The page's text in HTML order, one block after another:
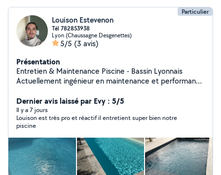
Particulier
Louison Estevenon
Tél 782853938
Lyon (Chaussagne Desgenettes)
5/5 (3 avis)
Présentation
Entretien & Maintenance Piscine - Bassin Lyonnais
Actuellement ingénieur en maintenance et performance
techniques à votre service pour l'entretien de vos
piscines. J'interviens principalement pour l'entretien de
votre piscine. Services Piscine (Tout type de bassin et
de traitement) : - Entretien ponctuel ou régulier -
Rattrapage d'eau verte - Mise en hivernage (actif /
passif) et remise en route post-hivernage - Maintenance
technique (pompe, filtre à sable, électrolyseur, etc.) -
Installation et dépannage hydraulique / Filtration.
Dernier avis laissé par Evy : 5/5
Il y a 7 jours
Louison est très pro et réactif il entretient super bien notre
piscine